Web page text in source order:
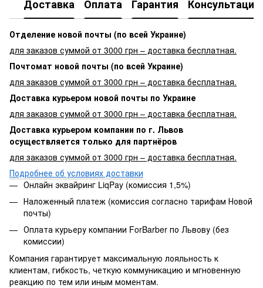
Доставка Оплата Гарантия Консультация
Отделение новой почты (по всей Украине)
для заказов суммой от 3000 грн – доставка бесплатная.
Почтомат новой почты (по всей Украине)
для заказов суммой от 3000 грн – доставка бесплатная.
Доставка курьером новой почты по Украине
для заказов суммой от 3000 грн – доставка бесплатная.
Доставка курьером компании по г. Львов
осуществляется только для партнёров
для заказов суммой от 3000 грн – доставка бесплатная.
Подробнее об условиях доставки
Онлайн эквайринг LiqPay (комиссия 1,5%)
Наложенный платеж (комиссия согласно тарифам Новой
почты)
Оплата курьеру компании ForBarber по Львову (без
комиссии)
Компания гарантирует максимальную лояльность к
клиентам, гибкость, четкую коммуникацию и мгновенную
реакцию по тем или иным моментам.